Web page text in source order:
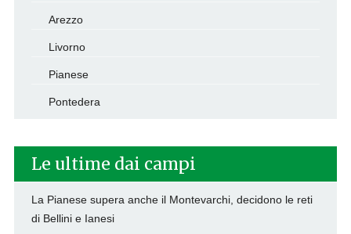
Arezzo
Livorno
Pianese
Pontedera
Le ultime dai campi
La Pianese supera anche il Montevarchi, decidono le reti
di Bellini e Ianesi